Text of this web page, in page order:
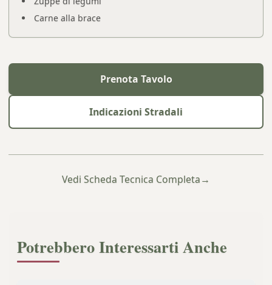
Carne alla brace
Prenota Tavolo
Indicazioni Stradali
Vedi Scheda Tecnica Completa→
Potrebbero Interessarti Anche